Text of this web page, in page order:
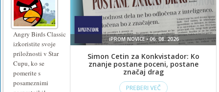
Angry Birds Classic
izkoristite svoje
priložnosti v Star
Cupu, ko se
pomerite s
posameznimi